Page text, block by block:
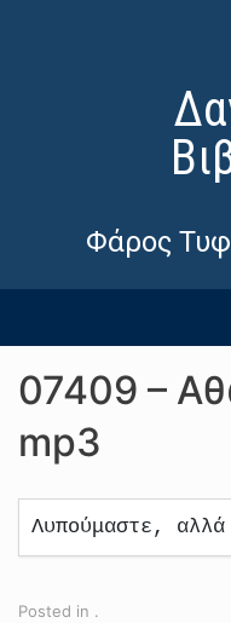
Φάρος
07409 –
mp3
Λυπούμαστε,
Posted in .